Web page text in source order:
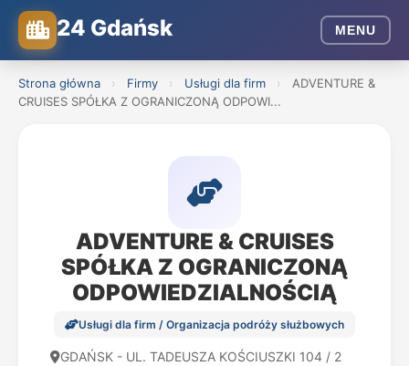
24 Gdańsk MENU
Strona główna › Firmy › Usługi dla firm ›
ADVENTURE &
CRUISES SPÓŁKA Z OGRANICZONĄ ODPOWI...
ADVENTURE & CRUISES
SPÓŁKA Z OGRANICZONĄ
ODPOWIEDZIALNOŚCIĄ
Usługi dla firm / Organizacja podróży służbowych
GDAŃSK - UL. TADEUSZA KOŚCIUSZKI 104 / 2